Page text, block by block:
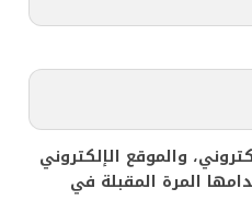
والموقع الإلكتروني
المرة المقبلة في